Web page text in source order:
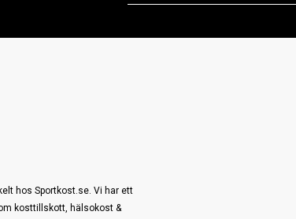
hos Sportkost.se. Vi har ett
kosttillskott, hälsokost &